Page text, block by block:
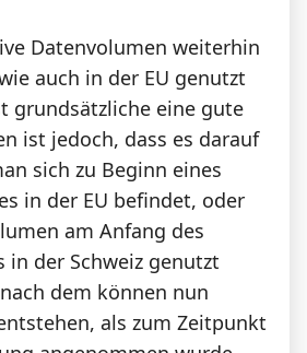
Datenvolumen weiterhin
auch in der EU genutzt
grundsätzliche eine gute
ist jedoch, dass es darauf
sich zu Beginn eines
in der EU befindet, oder
am Anfang des
in der Schweiz genutzt
dem können nun
als zum Zeitpunkt